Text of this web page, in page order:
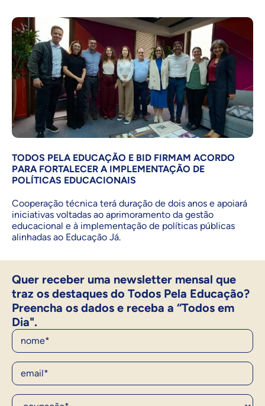
TODOS PELA EDUCAÇÃO E BID FIRMAM ACORDO
PARA FORTALECER A IMPLEMENTAÇÃO DE
POLÍTICAS EDUCACIONAIS
Cooperação técnica terá duração de dois anos e apoiará
iniciativas voltadas ao aprimoramento da gestão
educacional e à implementação de políticas públicas
alinhadas ao Educação Já.
Quer receber uma newsletter mensal que
traz os destaques do Todos Pela Educação?
Preencha os dados e receba a “Todos em
Dia".
Nome
E-Mail
Ocupação*